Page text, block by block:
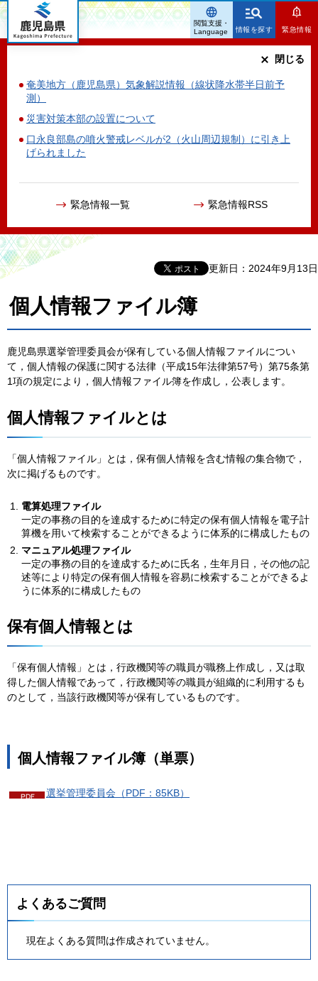
鹿児島県
情報を探す 緊急情報
奄美地方（鹿児島県）気象解説情報（線状降水帯半日前予
測）
災害対策本部の設置について
口永良部島の噴火警戒レベルが2（火山周辺規制）に引き上
げられました
緊急情報一覧 緊急情報RSS
閉じる
閲覧支援・
Language
更新日：2024年9月13日
個人情報ファイル簿
鹿児島県選挙管理委員会が保有している個人情報ファイルについ
て，個人情報の保護に関する法律（平成15年法律第57号）第75条第
1項の規定により，個人情報ファイル簿を作成し，公表します。
個人情報ファイルとは
「個人情報ファイル」とは，保有個人情報を含む情報の集合物で，
次に掲げるものです。
電算処理ファイル
一定の事務の目的を達成するために特定の保有個人情報を電子計
算機を用いて検索することができるように体系的に構成したもの
マニュアル処理ファイル
一定の事務の目的を達成するために氏名，生年月日，その他の記
述等により特定の保有個人情報を容易に検索することができるよ
うに体系的に構成したもの
保有個人情報とは
「保有個人情報」とは，行政機関等の職員が職務上作成し，又は取
得した個人情報であって，行政機関等の職員が組織的に利用するも
のとして，当該行政機関等が保有しているものです。
個人情報ファイル簿（単票）
選挙管理委員会（PDF：85KB）
よくあるご質問
現在よくある質問は作成されていません。